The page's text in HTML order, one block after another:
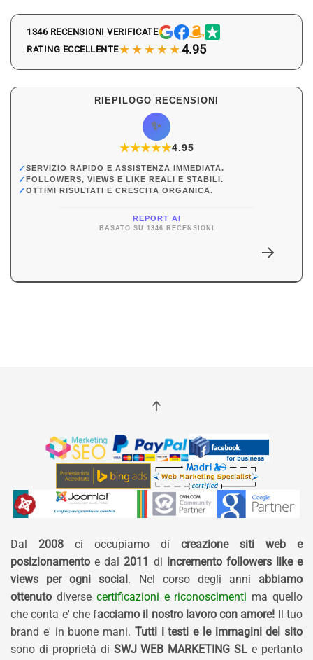
1346 RECENSIONI VERIFICATE
RATING ECCELLENTE★★★★★4.95
RIEPILOGO RECENSIONI
✨
★★★★★
★4.95
✓SERVIZIO RAPIDO E ASSISTENZA IMMEDIATA.
✓FOLLOWERS, VIEWS E LIKE REALI E STABILI.
✓OTTIMI RISULTATI E CRESCITA ORGANICA.
REPORT AI
BASATO SU 1346 RECENSIONI
Dal 2008 ci occupiamo di creazione siti web e
posizionamento e dal 2011 di incremento followers like e
views per ogni social. Nel corso degli anni abbiamo
ottenuto diverse certificazioni e riconoscimenti ma quello
che conta e' che facciamo il nostro lavoro con amore! Il tuo
brand e' in buone mani. Tutti i testi e le immagini del sito
sono di proprietà di SWJ WEB MARKETING SL e pertanto